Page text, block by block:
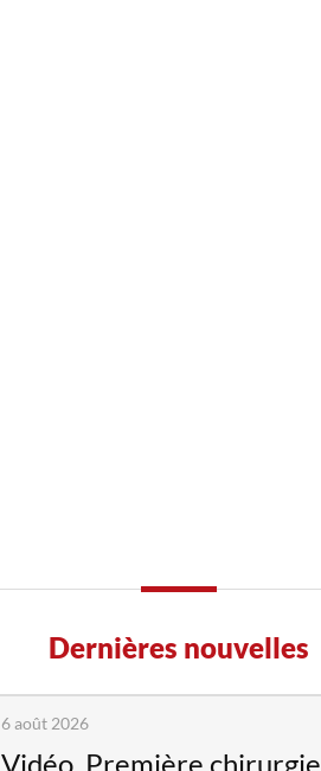
Dernières nouvelles
6 août 2026
Vidéo. Première chirurgie